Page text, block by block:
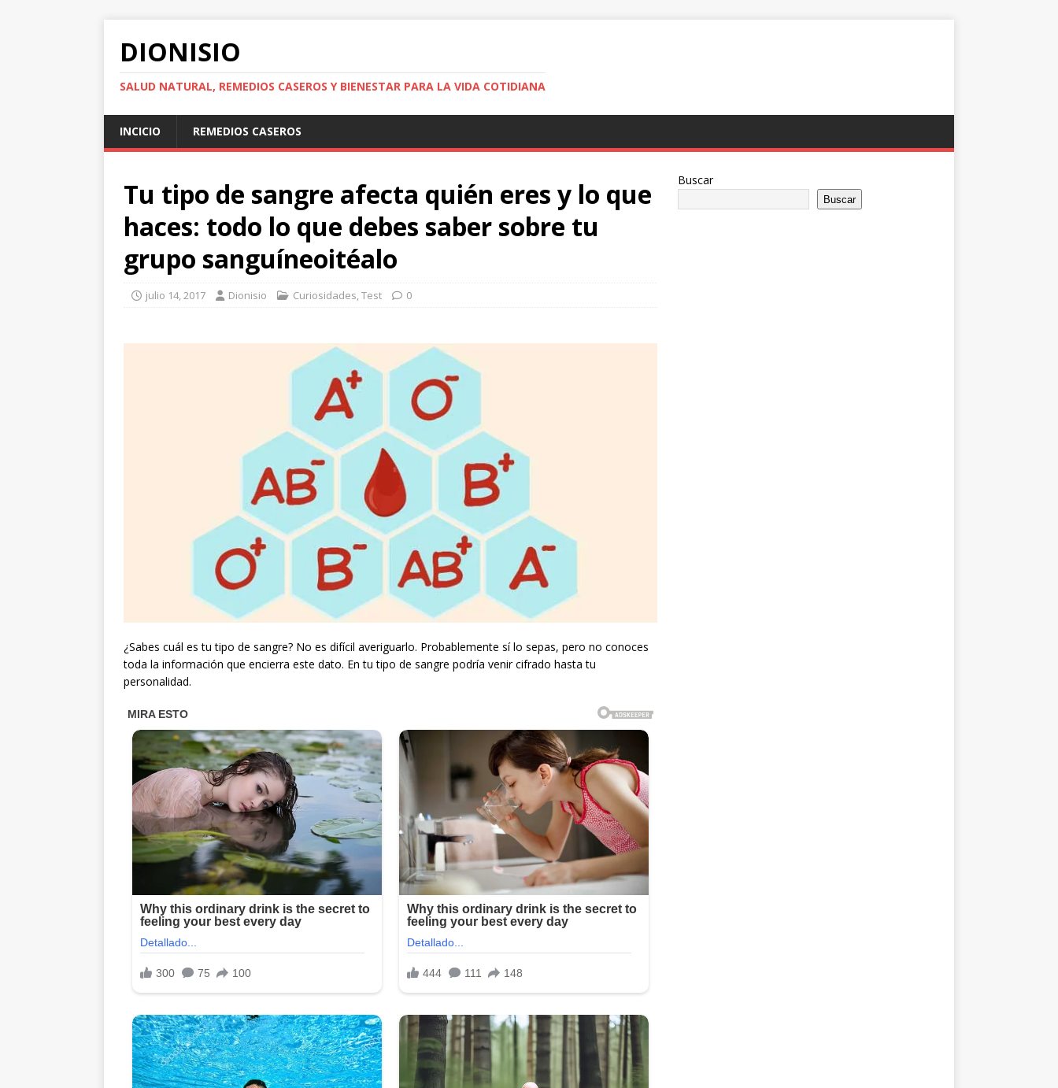
DIONISIO
SALUD NATURAL, REMEDIOS CASEROS Y BIENESTAR PARA LA VIDA COTIDIANA
INCICIO REMEDIOS CASEROS
Tu tipo de sangre afecta quién eres y lo que
haces: todo lo que debes saber sobre tu
grupo sanguíneoitéalo
julio 14, 2017 Dionisio Curiosidades,Test 0
¿Sabes cuál es tu tipo de sangre? No es difícil averiguarlo. Probablemente sí lo sepas, pero no conoces
toda la información que encierra este dato. En tu tipo de sangre podría venir cifrado hasta tu
personalidad.
Buscar
Buscar